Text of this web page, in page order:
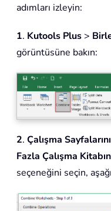
adımları izleyin:
1. Kutools Plus >
görüntüsüne bakın:
2. Çalışma
Fazla Çalışma
seçeneğini seçin,